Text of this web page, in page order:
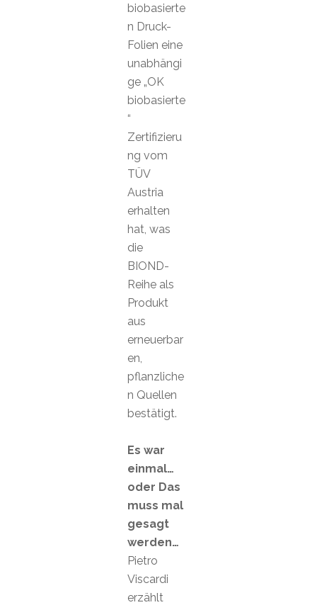
biobasierte
n Druck-
Folien eine
unabhängi
ge „OK
biobasierte
“
Zertifizieru
ng vom
TÜV
Austria
erhalten
hat, was
die
BIOND-
Reihe als
Produkt
aus
erneuerbar
en,
pflanzliche
n Quellen
bestätigt.
Es war
einmal…
oder Das
muss mal
gesagt
werden…
Pietro
Viscardi
erzählt